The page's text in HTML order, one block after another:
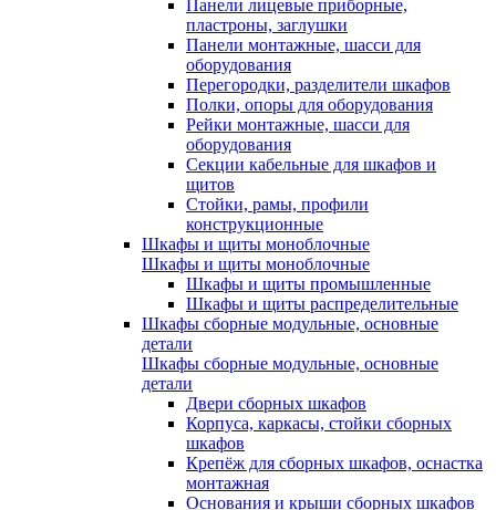
Панели лицевые приборные,
пластроны, заглушки
Панели монтажные, шасси для
оборудования
Перегородки, разделители шкафов
Полки, опоры для оборудования
Рейки монтажные, шасси для
оборудования
Секции кабельные для шкафов и
щитов
Стойки, рамы, профили
конструкционные
Шкафы и щиты моноблочные
Шкафы и щиты моноблочные
Шкафы и щиты промышленные
Шкафы и щиты распределительные
Шкафы сборные модульные, основные
детали
Шкафы сборные модульные, основные
детали
Двери сборных шкафов
Корпуса, каркасы, стойки сборных
шкафов
Крепёж для сборных шкафов, оснастка
монтажная
Основания и крыши сборных шкафов